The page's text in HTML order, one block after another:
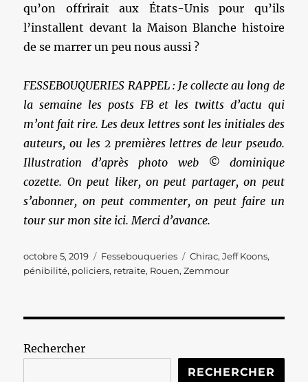
qu’on offrirait aux États-Unis pour qu’ils
l’installent devant la Maison Blanche histoire
de se marrer un peu nous aussi ?
FESSEBOUQUERIES RAPPEL : Je collecte au long de
la semaine les posts FB et les twitts d’actu qui
m’ont fait rire. Les deux lettres sont les initiales des
auteurs, ou les 2 premières lettres de leur pseudo.
Illustration d’après photo web © dominique
cozette. On peut liker, on peut partager, on peut
s’abonner, on peut commenter, on peut faire un
tour sur mon site ici. Merci d’avance.
Publié
le
octobre 5, 2019 Catégories
Fessebouqueries Étiquettes
Chirac,Jeff Koons,
pénibilité, policiers, retraite, Rouen,Zemmour
Rechercher
RECHERCHER